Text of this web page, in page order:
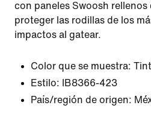
con paneles Swoosh rellenos
proteger las rodillas de los
impactos al gatear.
Color que se muestra:
Estilo:
IB8366-423
País/región de origen: